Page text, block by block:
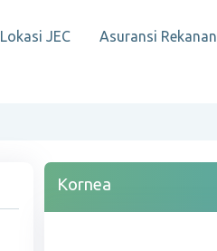
Lokasi JEC Asuransi Rekanan
Kornea